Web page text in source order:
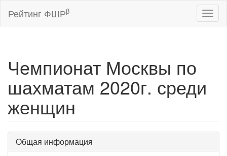
Рейтинг ФШРβ
Чемпионат Москвы по
шахматам 2020г. среди
женщин
Общая информация